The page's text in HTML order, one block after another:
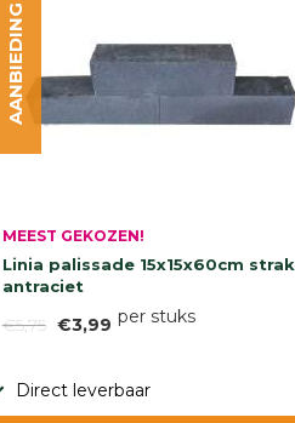
MEEST GEKOZEN!
Linia palissade 15x15x60cm strak
antraciet
€5,75 €3,99 per stuks
AANBIEDING
Direct leverbaar